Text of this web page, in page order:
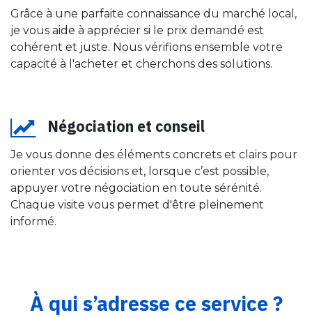
Grâce à une parfaite connaissance du marché local,
je vous aide à apprécier si le prix demandé est
cohérent et juste. Nous vérifions ensemble votre
capacité à l'acheter et cherchons des solutions.
Négociation et conseil
Je vous donne des éléments concrets et clairs pour
orienter vos décisions et, lorsque c’est possible,
appuyer votre négociation en toute sérénité.
Chaque visite vous permet d'être pleinement
informé.
À qui s’adresse ce service ?